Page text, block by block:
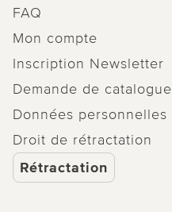
FAQ
Mon compte
Inscription Newsletter
Demande de catalogue
Données personnelles
Droit de rétractation
Rétractation